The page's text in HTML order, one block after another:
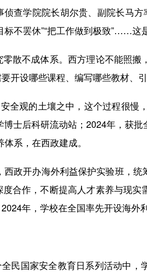
学院院长胡尔贵、副院长马方
不罢休”“把工作做到极致”……这
不成体系。西方理论不能照搬
开设哪些课程、编写哪些教材、引
观的土壤之中，这个过程很慢
士后科研流动站；2024年，获
系，在西政建成。
开办海外利益保护实验班，统
合作，不断提高人才素养与现
年，学校在全国率先开设海外
国家安全教育日系列活动中，